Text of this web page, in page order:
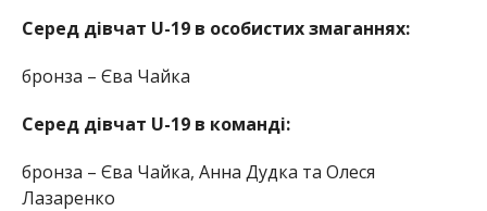
Серед дівчат U-19 в особистих змаганнях:
бронза – Єва Чайка
Серед дівчат U-19 в команді:
бронза – Єва Чайка, Анна Дудка та Олеся
Лазаренко